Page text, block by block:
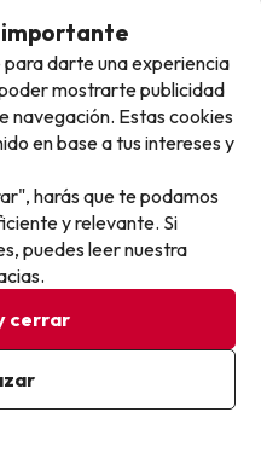
a las 14.00 muy mal, se
colas para poder entrar.
muy repetidas en solo 4 días
importante
darte una experiencia
mostrarte publicidad
navegación. Estas cookies
en base a tus intereses y
harás que te podamos
y relevante. Si
puedes leer nuestra
cerrar